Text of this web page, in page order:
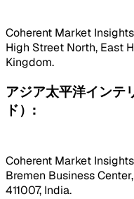
Coherent Market
High Street North, East
Kingdom.
アジア太平洋インテ
ド）:
Coherent Market
Bremen Business
411007, India.